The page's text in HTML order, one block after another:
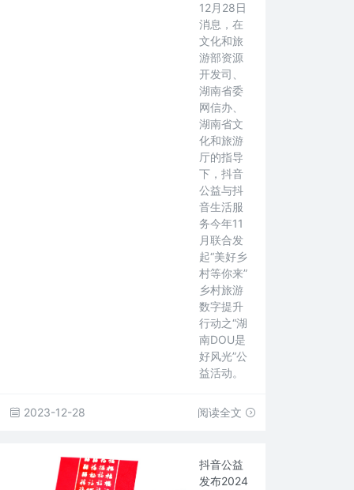
12月28日
消息，在
文化和旅
游部资源
开发司、
湖南省委
网信办、
湖南省文
化和旅游
厅的指导
下，抖音
公益与抖
音生活服
务今年11
月联合发
起“美好乡
村等你来”
乡村旅游
数字提升
行动之“湖
南DOU是
好风光”公
益活动。
2023-12-28 阅读全文
抖音公益
发布2024